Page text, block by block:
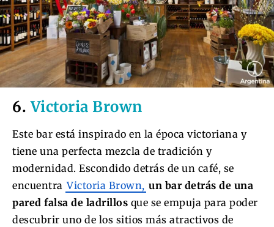
6.Victoria Brown
Este bar está inspirado en la época victoriana y
tiene una perfecta mezcla de tradición y
modernidad. Escondido detrás de un café, se
encuentra Victoria Brown, un bar detrás de una
pared falsa de ladrillos que se empuja para poder
descubrir uno de los sitios más atractivos de